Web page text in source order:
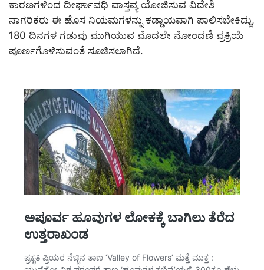
ಕಾರಣಗಳಿಂದ ದೀರ್ಘಾವಧಿ ವಾಸ್ತವ್ಯ ಯೋಜಿಸುವ ವಿದೇಶಿ
ನಾಗರಿಕರು ಈ ಹೊಸ ನಿಯಮಗಳನ್ನು ಕಡ್ಡಾಯವಾಗಿ ಪಾಲಿಸಬೇಕಿದ್ದು,
180 ದಿನಗಳ ಗಡುವು ಮುಗಿಯುವ ಮೊದಲೇ ನೋಂದಣಿ ಪ್ರಕ್ರಿಯೆ
ಪೂರ್ಣಗೊಳಿಸುವಂತೆ ಸೂಚಿಸಲಾಗಿದೆ.